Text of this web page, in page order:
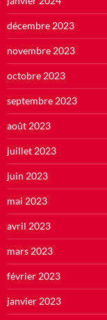
décembre 2023
novembre 2023
octobre 2023
septembre 2023
août 2023
juillet 2023
juin 2023
mai 2023
avril 2023
mars 2023
février 2023
janvier 2023